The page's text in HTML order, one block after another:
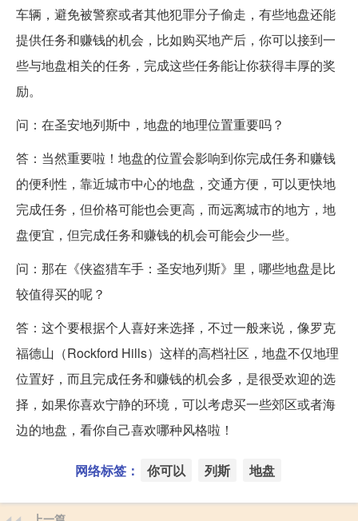
车辆，避免被警察或者其他犯罪分子偷走，有些地盘还能
提供任务和赚钱的机会，比如购买地产后，你可以接到一
些与地盘相关的任务，完成这些任务能让你获得丰厚的奖
励。
问：在圣安地列斯中，地盘的地理位置重要吗？
答：当然重要啦！地盘的位置会影响到你完成任务和赚钱
的便利性，靠近城市中心的地盘，交通方便，可以更快地
完成任务，但价格可能也会更高，而远离城市的地方，地
盘便宜，但完成任务和赚钱的机会可能会少一些。
问：那在《侠盗猎车手：圣安地列斯》里，哪些地盘是比
较值得买的呢？
答：这个要根据个人喜好来选择，不过一般来说，像罗克
福德山（Rockford Hills）这样的高档社区，地盘不仅地理
位置好，而且完成任务和赚钱的机会多，是很受欢迎的选
择，如果你喜欢宁静的环境，可以考虑买一些郊区或者海
边的地盘，看你自己喜欢哪种风格啦！
网络标签： 你可以 列斯 地盘